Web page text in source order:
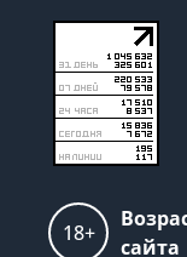
18+
сайта